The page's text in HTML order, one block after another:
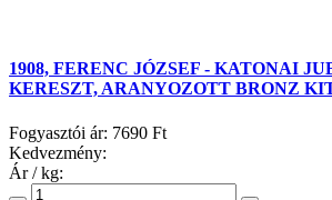
1908, FERENC JÓZSEF - KATONAI
KERESZT, ARANYOZOTT BRONZ
Fogyasztói ár: 7690 Ft
Kedvezmény:
Ár / kg: